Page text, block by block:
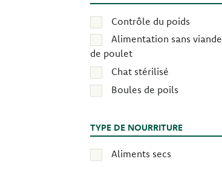
Contrôle du poids
Alimentation sans viande
de poulet
Chat stérilisé
Boules de poils
TYPE DE NOURRITURE
Aliments secs